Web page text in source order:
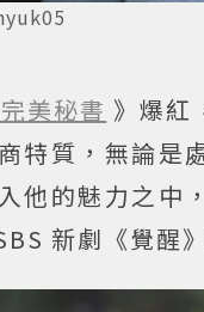
美秘書 》爆紅
特質，無論是
的魅力之中
新劇《覺醒